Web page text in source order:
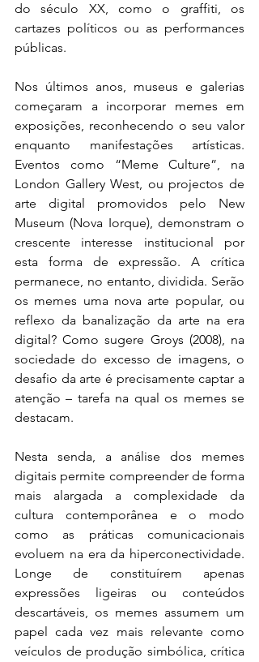
do século XX, como o graffiti, os
cartazes políticos ou as performances
públicas.
Nos últimos anos, museus e galerias
começaram a incorporar memes em
exposições, reconhecendo o seu valor
enquanto manifestações artísticas.
Eventos como “Meme Culture”, na
London Gallery West, ou projectos de
arte digital promovidos pelo New
Museum (Nova Iorque), demonstram o
crescente interesse institucional por
esta forma de expressão. A crítica
permanece, no entanto, dividida. Serão
os memes uma nova arte popular, ou
reflexo da banalização da arte na era
digital? Como sugere Groys (2008), na
sociedade do excesso de imagens, o
desafio da arte é precisamente captar a
atenção – tarefa na qual os memes se
destacam.
Nesta senda, a análise dos memes
digitais permite compreender de forma
mais alargada a complexidade da
cultura contemporânea e o modo
como as práticas comunicacionais
evoluem na era da hiperconectividade.
Longe de constituírem apenas
expressões ligeiras ou conteúdos
descartáveis, os memes assumem um
papel cada vez mais relevante como
veículos de produção simbólica, crítica